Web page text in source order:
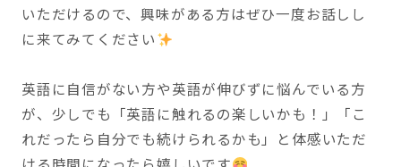
いただけるので、興味がある方はぜひ一度お話しし
に来てみてください
英語に自信がない方や英語が伸びずに悩んでいる方
が、少しでも「英語に触れるの楽しいかも！」「こ
れだったら自分でも続けられるかも」と体感いただ